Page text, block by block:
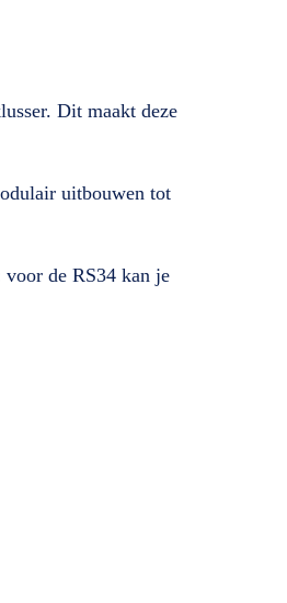
Dit maakt deze
uitbouwen tot
voor de RS34 kan je